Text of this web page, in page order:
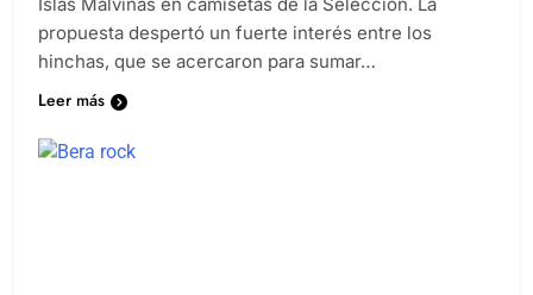
propuesta despertó un fuerte interés entre los
hinchas, que se acercaron para sumar…
Leer más